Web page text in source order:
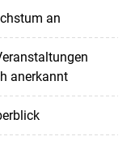
an
anerkannt